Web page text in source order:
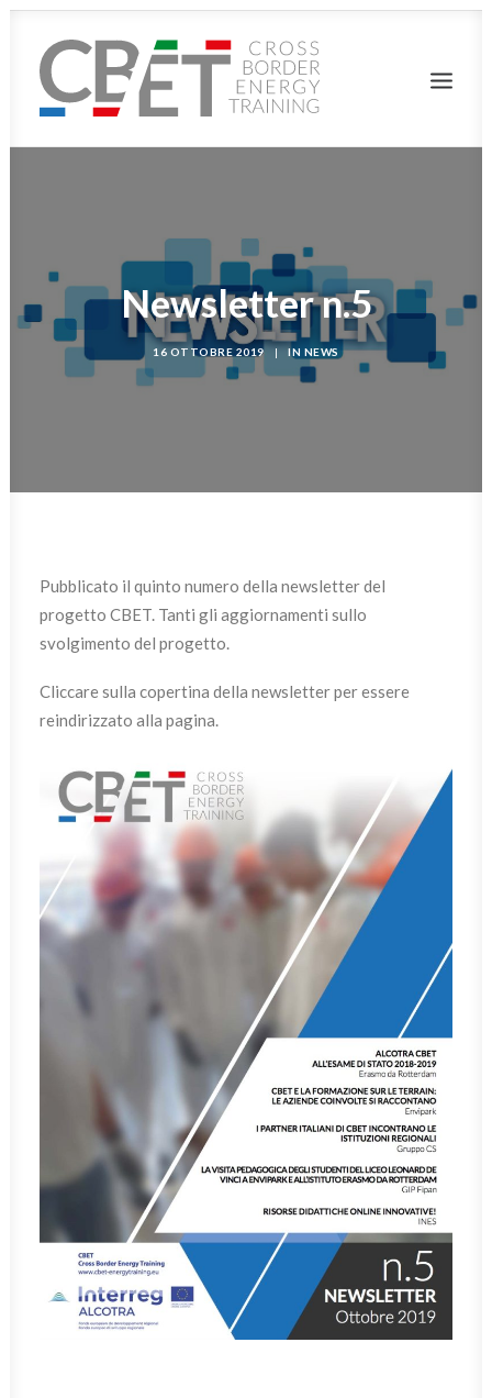
HOME
IL PROGETTO
DELIVERABLE
NEWS/EVENTINewsletter n.5
16 OTTOBRE 2019 | IN NEWS
Pubblicato il quinto numero della newsletter del
progetto CBET. Tanti gli aggiornamenti sullo
svolgimento del progetto.
Cliccare sulla copertina della newsletter per essere
reindirizzato alla pagina.